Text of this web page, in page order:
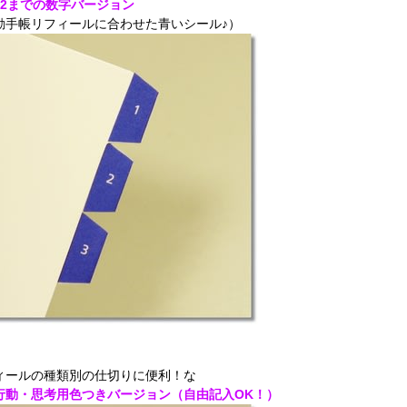
までの数字バージョン
手帳リフィールに合わせた青いシール♪）
ールの種類別の仕切りに便利！な
動・思考用色つきバージョン（自由記入OK！）